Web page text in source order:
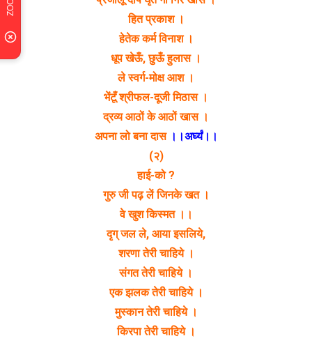
हित प्रकाश ।
हेतेक कर्म विनाश ।
धूप खेऊँ, छुऊँ हुलास ।
ले स्वर्ग-मोक्ष आश ।
भेंटूँ श्रीफल-दूजी मिठास ।
द्रव्य आठों के आठों खास ।
अपना लो बना दास।।अर्घ्यं।।
(२)
हाई-को ?
गुरु जी पढ़ लें जिनके खत ।
वे खुश किस्मत ।।
दृग् जल ले, आया इसलिये,
शरणा तेरी चाहिये ।
संगत तेरी चाहिये ।
एक झलक तेरी चाहिये ।
मुस्कान तेरी चाहिये ।
किरपा तेरी चाहिये ।